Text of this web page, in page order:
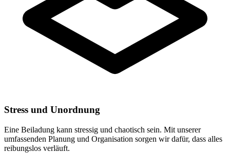
Stress und Unordnung
Eine Beiladung kann stressig und chaotisch sein. Mit unserer
umfassenden Planung und Organisation sorgen wir dafür, dass alles
reibungslos verläuft.